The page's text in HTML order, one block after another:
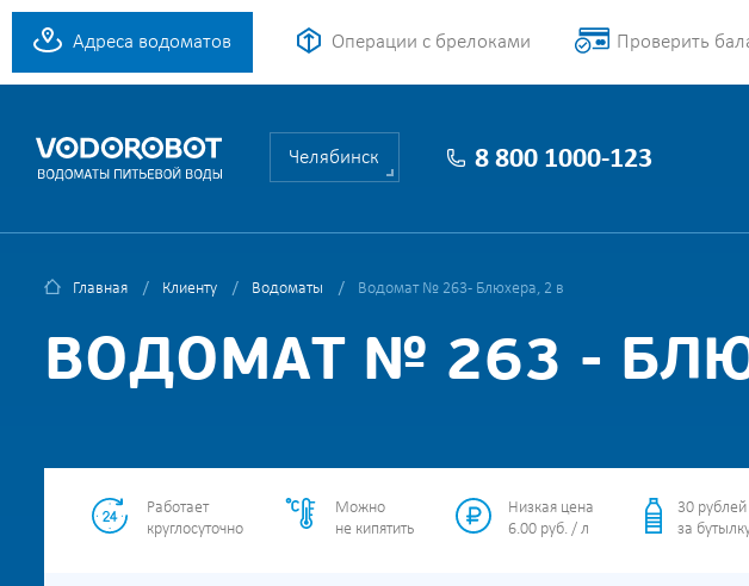
Адреса водоматов Операции с брелоками Проверить
Челябинск 8 800 1000-123
Главная Клиенту Водоматы Водомат № 263 - Блюхера, 2 в
ВОДОМАТ № 263 -
Работает
круглосуточно
Можно
не кипятить
Низкая цена
6.00 руб. / л
30 рублей
за